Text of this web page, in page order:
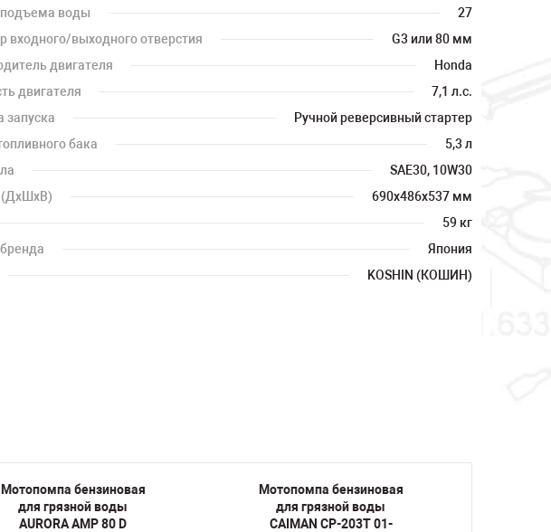
воды
27
входного/выходного отверстия
G3 или 80 мм
двигателя
Honda
двигателя
7,1 л.с.
запуска
Ручной реверсивный стартер
бака
5,3 л
SAE30, 10W30
(ДхШхВ)
690х486х537 мм
59 кг
Япония
KOSHIN (КОШИН)
Мотопомпа бензиновая
для грязной воды
AURORA AMP 80 D
Мотопомпа бензиновая
для грязной воды
CAIMAN CP-203T 01-